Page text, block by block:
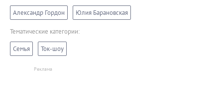
Александр Гордон Юлия Барановская
Тематические категории:
Семья Ток-шоу